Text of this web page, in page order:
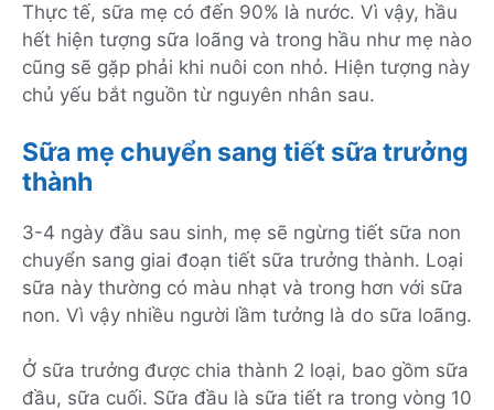
Thực tế, sữa mẹ có đến 90% là nước. Vì vậy, hầu
hết hiện tượng sữa loãng và trong hầu như mẹ nào
cũng sẽ gặp phải khi nuôi con nhỏ. Hiện tượng này
chủ yếu bắt nguồn từ nguyên nhân sau.
Sữa mẹ chuyển sang tiết sữa trưởng
thành
3-4 ngày đầu sau sinh, mẹ sẽ ngừng tiết sữa non
chuyển sang giai đoạn tiết sữa trưởng thành. Loại
sữa này thường có màu nhạt và trong hơn với sữa
non. Vì vậy nhiều người lầm tưởng là do sữa loãng.
Ở sữa trưởng được chia thành 2 loại, bao gồm sữa
đầu, sữa cuối. Sữa đầu là sữa tiết ra trong vòng 10